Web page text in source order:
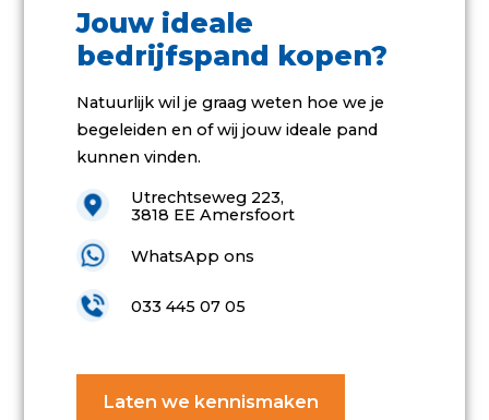
Jouw ideale
bedrijfspand kopen?
Natuurlijk wil je graag weten hoe we je
begeleiden en of wij jouw ideale pand
kunnen vinden.
Utrechtseweg 223,
3818 EE Amersfoort
WhatsApp ons
033 445 07 05
Laten we kennismaken